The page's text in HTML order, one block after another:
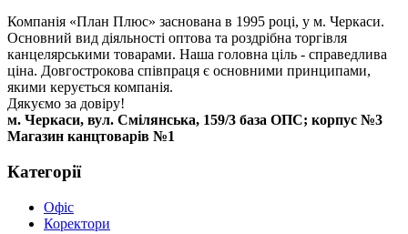
Компанія «План Плюс» заснована в 1995 році, у м. Черкаси.
Основний вид діяльності оптова та роздрібна торгівля
канцелярськими товарами. Наша головна ціль - справедлива
ціна. Довгострокова співпраця є основними принципами,
якими керується компанія.
Дякуємо за довіру!
м. Черкаси, вул. Смілянська, 159/3 база ОПС; корпус №3
Магазин канцтоварів №1
Категорії
Офіс
Коректори